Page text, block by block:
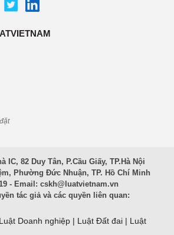
IC, 82 Duy Tân, P.Cầu Giấy, TP.Hà Nội
Phường Đức Nhuận, TP. Hồ Chí Minh
- Email: cskh@luatvietnam.vn
tác giả và các quyền liên quan:
Luật Doanh nghiệp | Luật Đất đai | Luật